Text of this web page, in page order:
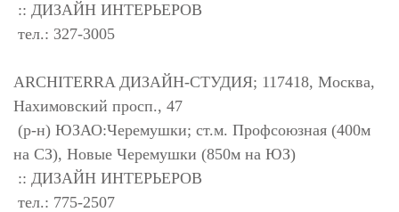
:: ДИЗАЙН ИНТЕРЬЕРОВ
тел.: 327-3005
ARCHITERRA ДИЗАЙН-СТУДИЯ; 117418, Москва,
Нахимовский просп., 47
(р-н) ЮЗАО:Черемушки; ст.м. Профсоюзная (400м
на СЗ), Новые Черемушки (850м на ЮЗ)
:: ДИЗАЙН ИНТЕРЬЕРОВ
тел.: 775-2507